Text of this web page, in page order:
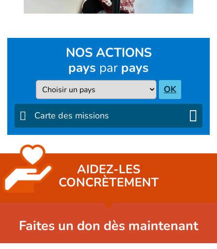
NOS ACTIONS
pays par pays
Pays OK
Carte des missions
AIDEZ-LES
CONCRÈTEMENT
Faites un don dès maintenant